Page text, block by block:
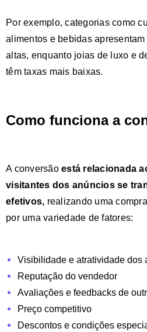
Por exemplo, categorias como
alimentos e bebidas
altas, enquanto joias de luxo e
têm taxas mais baixas.
Como funciona a
A conversão está relacionada
visitantes dos anúncios se
efetivos, realizando uma
por uma variedade de fatores:
Visibilidade e atratividade dos
Reputação do vendedor
Avaliações e feedbacks de
Preço competitivo
Descontos e condições